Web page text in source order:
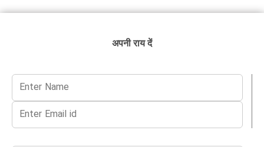
अपनी राय दें